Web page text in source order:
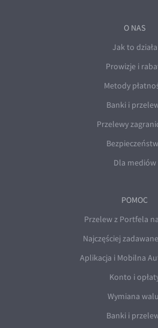
O NAS
Jak to działa
Prowizje i
Metody
Banki i
Przelewy
Dla mediów
POMOC
Przelew z Portfela
Najczęściej
Aplikacja i Mobilna
Konto i
Wymiana
Banki i